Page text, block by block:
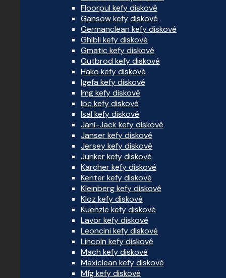
Floorpul kefy diskové
Gansow kefy diskové
Germanclean kefy diskové
Ghibli kefy diskové
Gmatic kefy diskové
Gutbrod kefy diskové
Hako kefy diskové
Igefa kefy diskové
Img kefy diskové
Ipc kefy diskové
Isal kefy diskové
Jani-Jack kefy diskové
Janser kefy diskové
Jersey kefy diskové
Junker kefy diskové
Karcher kefy diskové
Kenter kefy diskové
Kleinberg kefy diskové
Kloz kefy diskové
Kuenzle kefy diskové
Lavor kefy diskové
Leoncini kefy diskové
Lincoln kefy diskové
Mach kefy diskové
Maxiclean kefy diskové
Mfg kefy diskové